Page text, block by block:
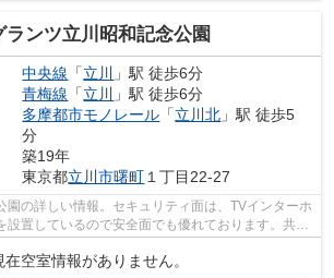
ランツ立川昭和記念公園
中央線 「立川
」駅 徒歩6分
青梅線 「立川
」駅 徒歩6分
多摩都市モノレール 「立川北 」駅 徒歩5
分
築19年
東京都立川市曙町 １丁目22-27
園の詳しい情報。セキュリティ面は、TVインターホ
設置しているので安全面でも優れております。共用
在空室情報がありません。